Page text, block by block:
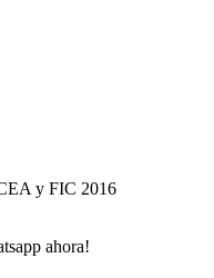
y FIC 2016
ahora!